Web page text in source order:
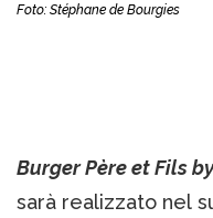
Foto: Stéphane de Bourgies
Burger Père et Fils
sarà realizzato nel